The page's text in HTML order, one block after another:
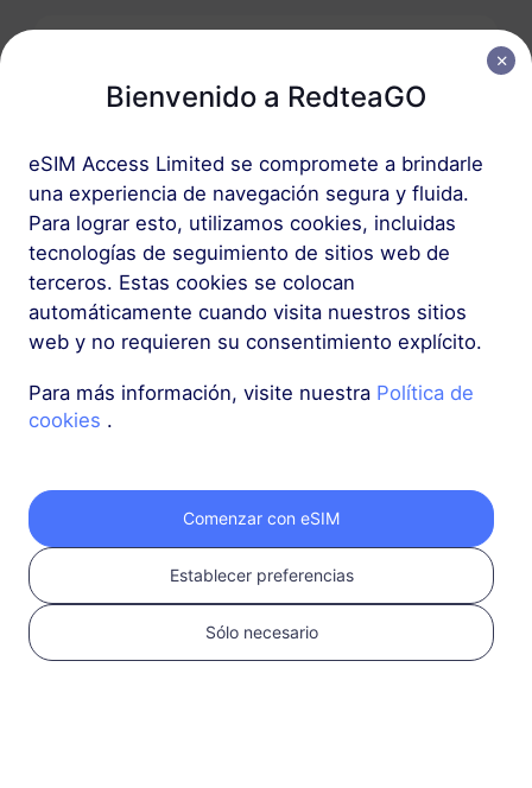
Asia (10+ regiones)
USD 1.00
Detalles
Asia (10+ regiones)
1 GB
30 Días
USD 3.80
Detalles
Asia (10+ regiones)
Asia (10+ regiones)
30 Días
USD 14.00
Detalles
Bienvenido a RedteaGO
eSIM Access Limited se compromete a brindarle
una experiencia de navegación segura y fluida.
Para lograr esto, utilizamos cookies, incluidas
tecnologías de seguimiento de sitios web de
terceros. Estas cookies se colocan
automáticamente cuando visita nuestros sitios
web y no requieren su consentimiento explícito.
Para más información, visite nuestra Política de
cookies .
Comenzar con eSIM
Establecer preferencias
Sólo necesario